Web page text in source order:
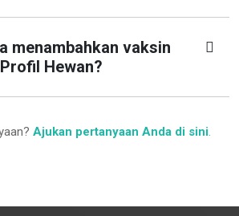
menambahkan vaksin
Hewan?
Ajukan pertanyaan Anda di sini.